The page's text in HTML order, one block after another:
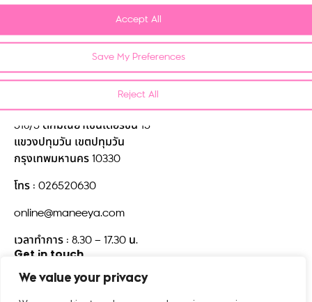
We value your privacy
Reject All
Save My Preferences
Accept All
Refund and Return Policy
Privacy Policy
Contact us
บริษัท มณียาคอนเซพทส์ จำกัด
518/5 ตึกมณียาเซ็นเตอร์ชั้น 15
แขวงปทุมวัน เขตปทุมวัน
กรุงเทพมหานคร 10330
โทร : 026520630
online@maneeya.com
เวลาทำการ : 8.30 – 17.30 น.
Get in touch